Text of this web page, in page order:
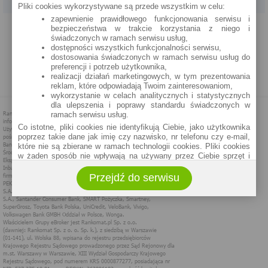
PROGRAM PARTNERSKI O NAS REKLAMA REGULAMIN
POLITYKA PRYWATNOŚCI POLITYKA COOKIES ZASADY PLASOWANIA
Pliki cookies wykorzystywane są przede wszystkim w celu:
zapewnienie prawidłowego funkcjonowania serwisu i
bezpieczeństwa w trakcie korzystania z niego i
świadczonych w ramach serwisu usług,
dostępności wszystkich funkcjonalności serwisu,
dostosowania świadczonych w ramach serwisu usług do
preferencji i potrzeb użytkownika,
realizacji działań marketingowych, w tym prezentowania
reklam, które odpowiadają Twoim zainteresowaniom,
wykorzystanie w celach analitycznych i statystycznych
dla ulepszenia i poprawy standardu świadczonych w
ramach serwisu usług.
Co istotne, pliki cookies nie identyfikują Ciebie, jako użytkownika
poprzez takie dane jak imię czy nazwisko, nr telefonu czy e-mail,
które nie są zbierane w ramach technologii cookies. Pliki cookies
w żaden sposób nie wpływają na używany przez Ciebie sprzęt i
Zakres wykorzystywania plików cookies możliwy jest do
określenia w ustawieniach przeglądarki każdego użytkownika. Bez
wprowadzenia zmian ustawień, informacje w plikach cookies mogą
być zapisywane w pamięci Twojego urządzenia.
Administratorem danych pozyskiwanych w technologii cookies jest
spółka Rankomat.pl Sp. z o.o. (dawniej: Rankomat Sp. z o. o. Sp.
k.) z siedzibą w Warszawie, ul. Wolska 88, 01 - 141 Warszawa.
Możesz jako użytkownik w każdym czasie skontaktować się z
administratorem pod adresem bok@ebroker.pl, jak również wyrazić
Przejdź do serwisu